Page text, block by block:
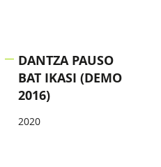
DANTZA PAUSO
BAT IKASI (DEMO
2016)
2020